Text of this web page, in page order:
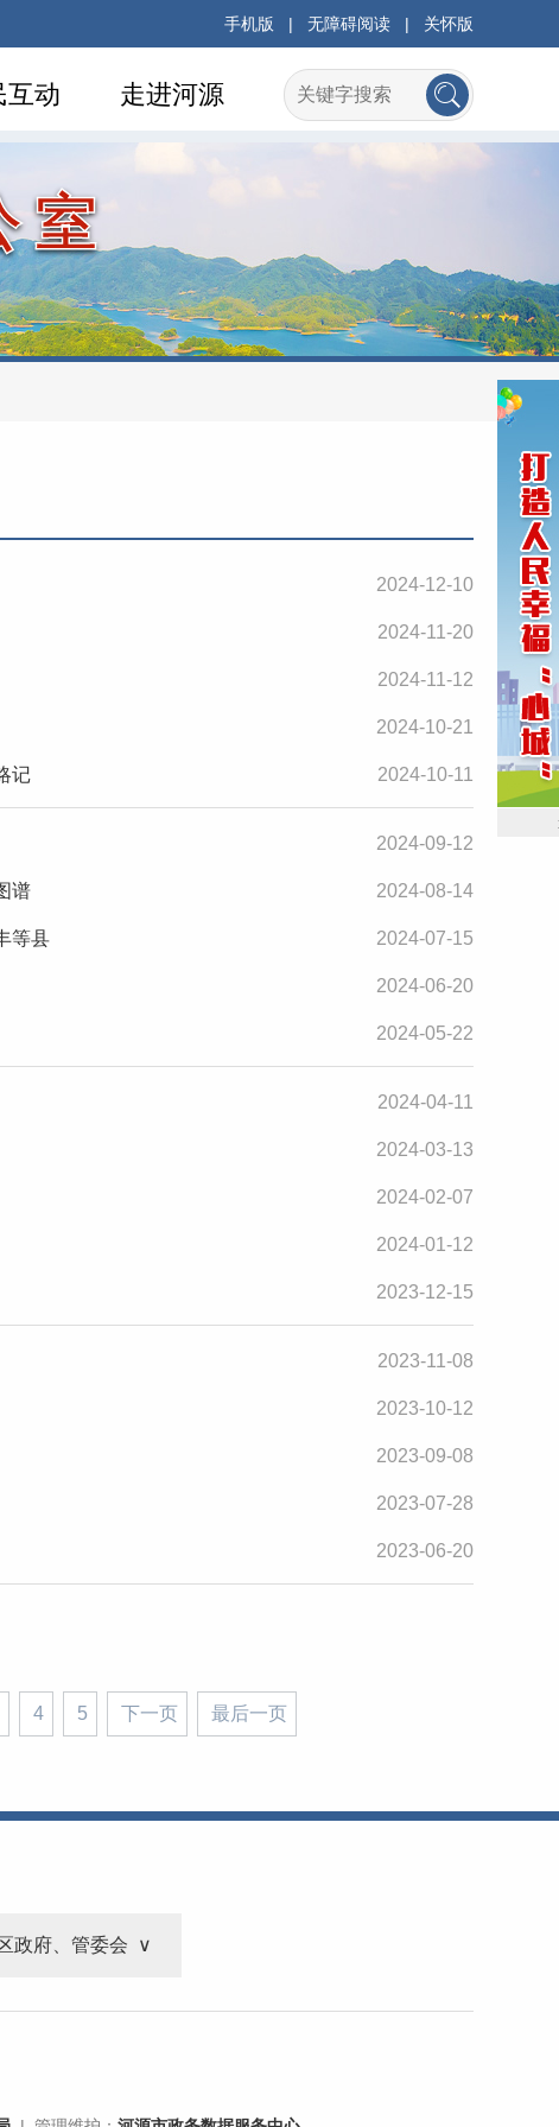
手机版 | 无障碍阅读 | 关怀版
走进河源
互动
室
2024-12-10
2024-11-20
2024-11-12
2024-10-21
2024-10-11
记
2024-09-12
2024-08-14
谱
2024-07-15
等县
2024-06-20
2024-05-22
2024-04-11
2024-03-13
2024-02-07
2024-01-12
2023-12-15
2023-11-08
2023-10-12
2023-09-08
2023-07-28
2023-06-20
4 5 下一页 最后一页
政府、管委会